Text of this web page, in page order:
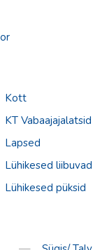
Kott
KT Vabaajajalatsid
Lapsed
Lühikesed liibuvad
Lühikesed püksid